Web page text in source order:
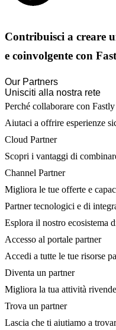
Contribuisci a creare
e coinvolgente con
Our Partners
Unisciti alla nostra rete
Perché collaborare con Fastly
Aiutaci a offrire esperienze
Cloud Partner
Scopri i vantaggi di
Channel Partner
Migliora le tue offerte e
Partner tecnologici e di
Esplora il nostro ecosistema
Accesso al portale partner
Accedi a tutte le tue risorse
Diventa un partner
Migliora la tua attività
Trova un partner
Lascia che ti aiutiamo a